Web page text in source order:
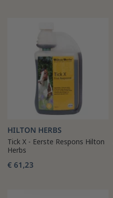
HILTON HERBS
Tick X - Eerste Respons Hilton
Herbs
€ 61,23